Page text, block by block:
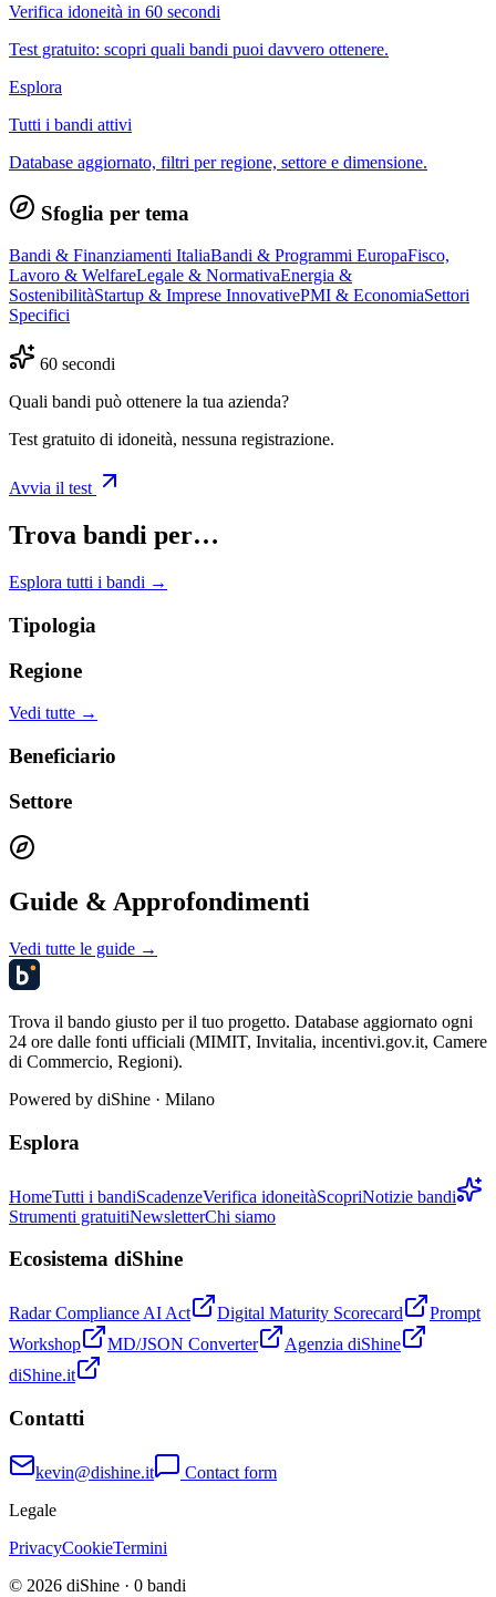
Verifica idoneità in 60 secondi
Test gratuito: scopri quali bandi puoi davvero ottenere.
Esplora
Tutti i bandi attivi
Database aggiornato, filtri per regione, settore e dimensione.
Sfoglia per tema
Bandi & Finanziamenti ItaliaBandi & Programmi EuropaFisco,
Lavoro & WelfareLegale & NormativaEnergia &
SostenibilitàStartup & Imprese InnovativePMI & EconomiaSettori
Specifici
60 secondi
Quali bandi può ottenere la tua azienda?
Test gratuito di idoneità, nessuna registrazione.
Avvia il test
Trova bandi per…
Esplora tutti i bandi →
Tipologia
Regione
Vedi tutte →
Beneficiario
Settore
Guide & Approfondimenti
Vedi tutte le guide →
Trova il bando giusto per il tuo progetto. Database aggiornato ogni
24 ore dalle fonti ufficiali (MIMIT, Invitalia, incentivi.gov.it, Camere
di Commercio, Regioni).
Powered by diShine · Milano
Esplora
HomeTutti i bandiScadenzeVerifica idoneitàScopriNotizie bandi
Strumenti gratuitiNewsletterChi siamo
Ecosistema diShine
Radar Compliance AI Act Digital Maturity Scorecard
Prompt
Workshop
MD/JSON Converter
Agenzia diShine
diShine.it
Contatti
kevin@dishine.it
Contact form
Legale
PrivacyCookieTermini
© 2026 diShine · 0 bandi